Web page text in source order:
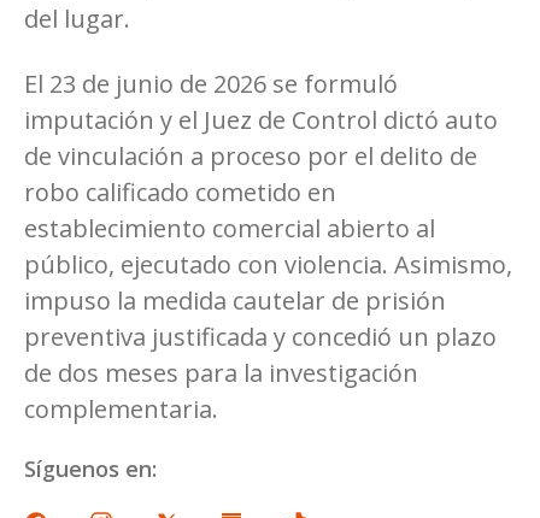
del lugar.
El 23 de junio de 2026 se formuló
imputación y el Juez de Control dictó auto
de vinculación a proceso por el delito de
robo calificado cometido en
establecimiento comercial abierto al
público, ejecutado con violencia. Asimismo,
impuso la medida cautelar de prisión
preventiva justificada y concedió un plazo
de dos meses para la investigación
complementaria.
Síguenos en: